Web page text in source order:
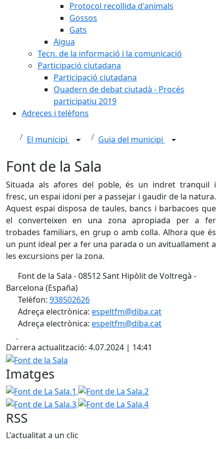
Protocol recollida d'animals
Gossos
Gats
Aigua
Tecn. de la informació i la comunicació
Participació ciutadana
Participació ciutadana
Quadern de debat ciutadà - Procés
participatiu 2019
Adreces i telèfons
El municipi Guia del municipi
Font de la Sala
Situada als afores del poble, és un indret tranquil i
fresc, un espai idoni per a passejar i gaudir de la natura.
Aquest espai disposa de taules, bancs i barbacoes que
el converteixen en una zona apropiada per a fer
trobades familiars, en grup o amb colla. Alhora que és
un punt ideal per a fer una parada o un avituallament a
les excursions per la zona.
Font de la Sala - 08512 Sant Hipòlit de Voltregà -
Barcelona (España)
Telèfon: 938502626
Adreça electrònica: espeltfm@diba.cat
Adreça electrònica: espeltfm@diba.cat
Darrera actualització: 4.07.2024 | 14:41
Font de la Sala
Imatges
Font de La Sala.1 Font de La Sala.2
Font de La Sala.4
RSS
L'actualitat a un clic